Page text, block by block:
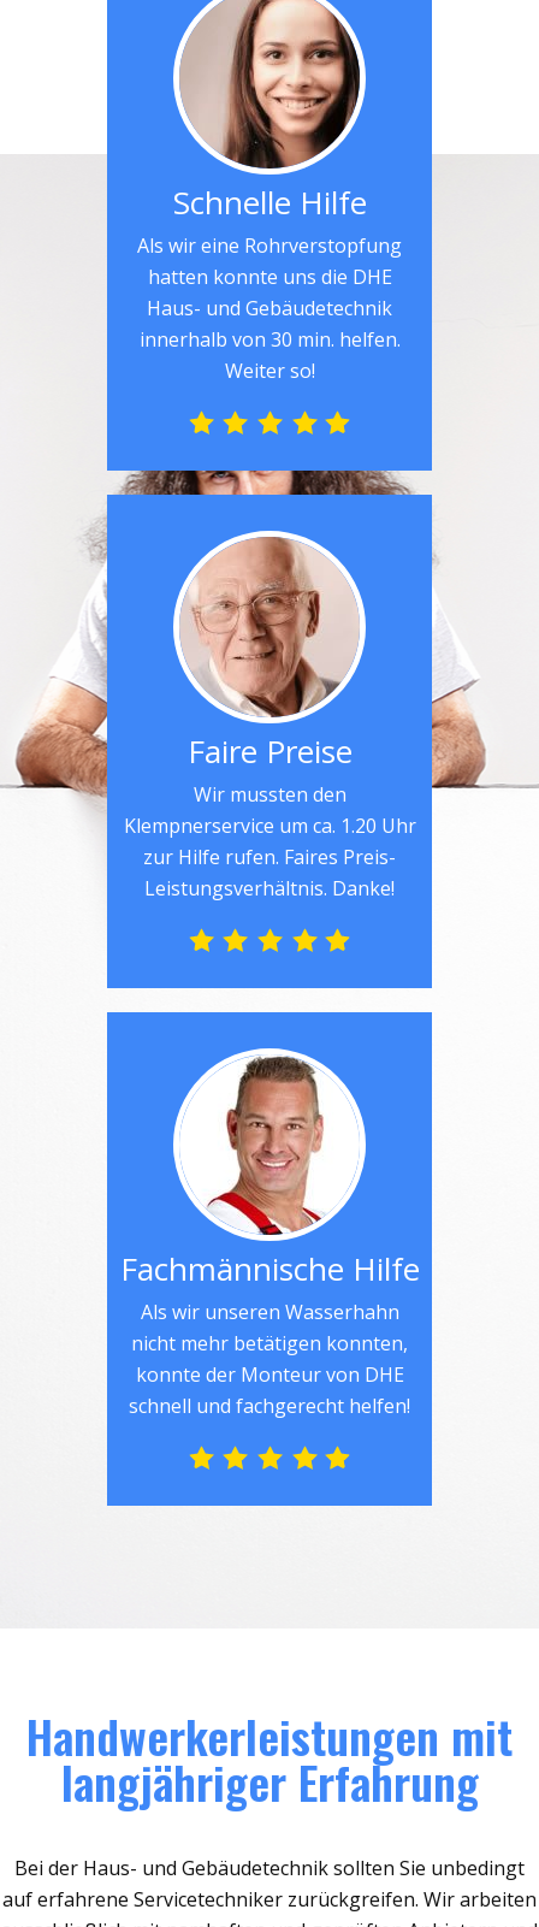
Schnelle Hilfe
Als wir eine Rohrverstopfung
hatten konnte uns die DHE
Haus- und Gebäudetechnik
innerhalb von 30 min. helfen.
Weiter so!
Faire Preise
Wir mussten den
Klempnerservice um ca. 1.20 Uhr
zur Hilfe rufen. Faires Preis-
Leistungsverhältnis. Danke!
Fachmännische Hilfe
Als wir unseren Wasserhahn
nicht mehr betätigen konnten,
konnte der Monteur von DHE
schnell und fachgerecht helfen!
Handwerkerleistungen mit
langjähriger Erfahrung
Bei der Haus- und Gebäudetechnik sollten Sie unbedingt
auf erfahrene Servicetechniker zurückgreifen. Wir arbeiten